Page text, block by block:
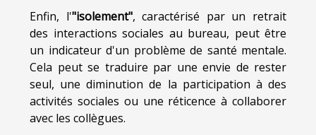
Enfin, l'"isolement", caractérisé par un retrait
des interactions sociales au bureau, peut être
un indicateur d'un problème de santé mentale.
Cela peut se traduire par une envie de rester
seul, une diminution de la participation à des
activités sociales ou une réticence à collaborer
avec les collègues.